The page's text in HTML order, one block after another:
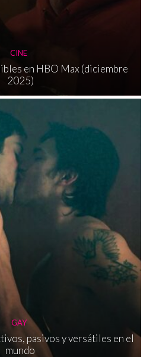
CINE
en HBO Max (diciembre
2025)
GAY
pasivos y versátiles en el
mundo